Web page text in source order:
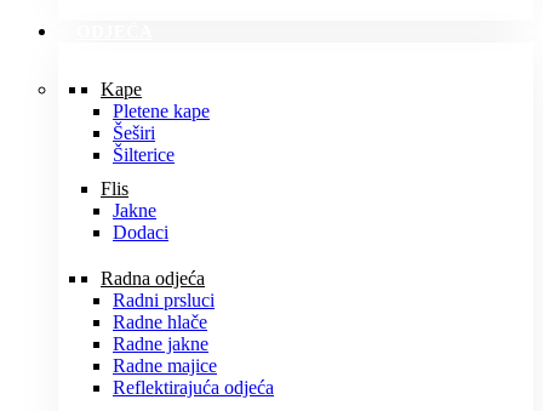
Kape
Pletene kape
Šeširi
Šilterice
Flis
Jakne
Dodaci
Radna odjeća
Radni prsluci
Radne hlače
Radne jakne
Radne majice
Reflektirajuća odjeća